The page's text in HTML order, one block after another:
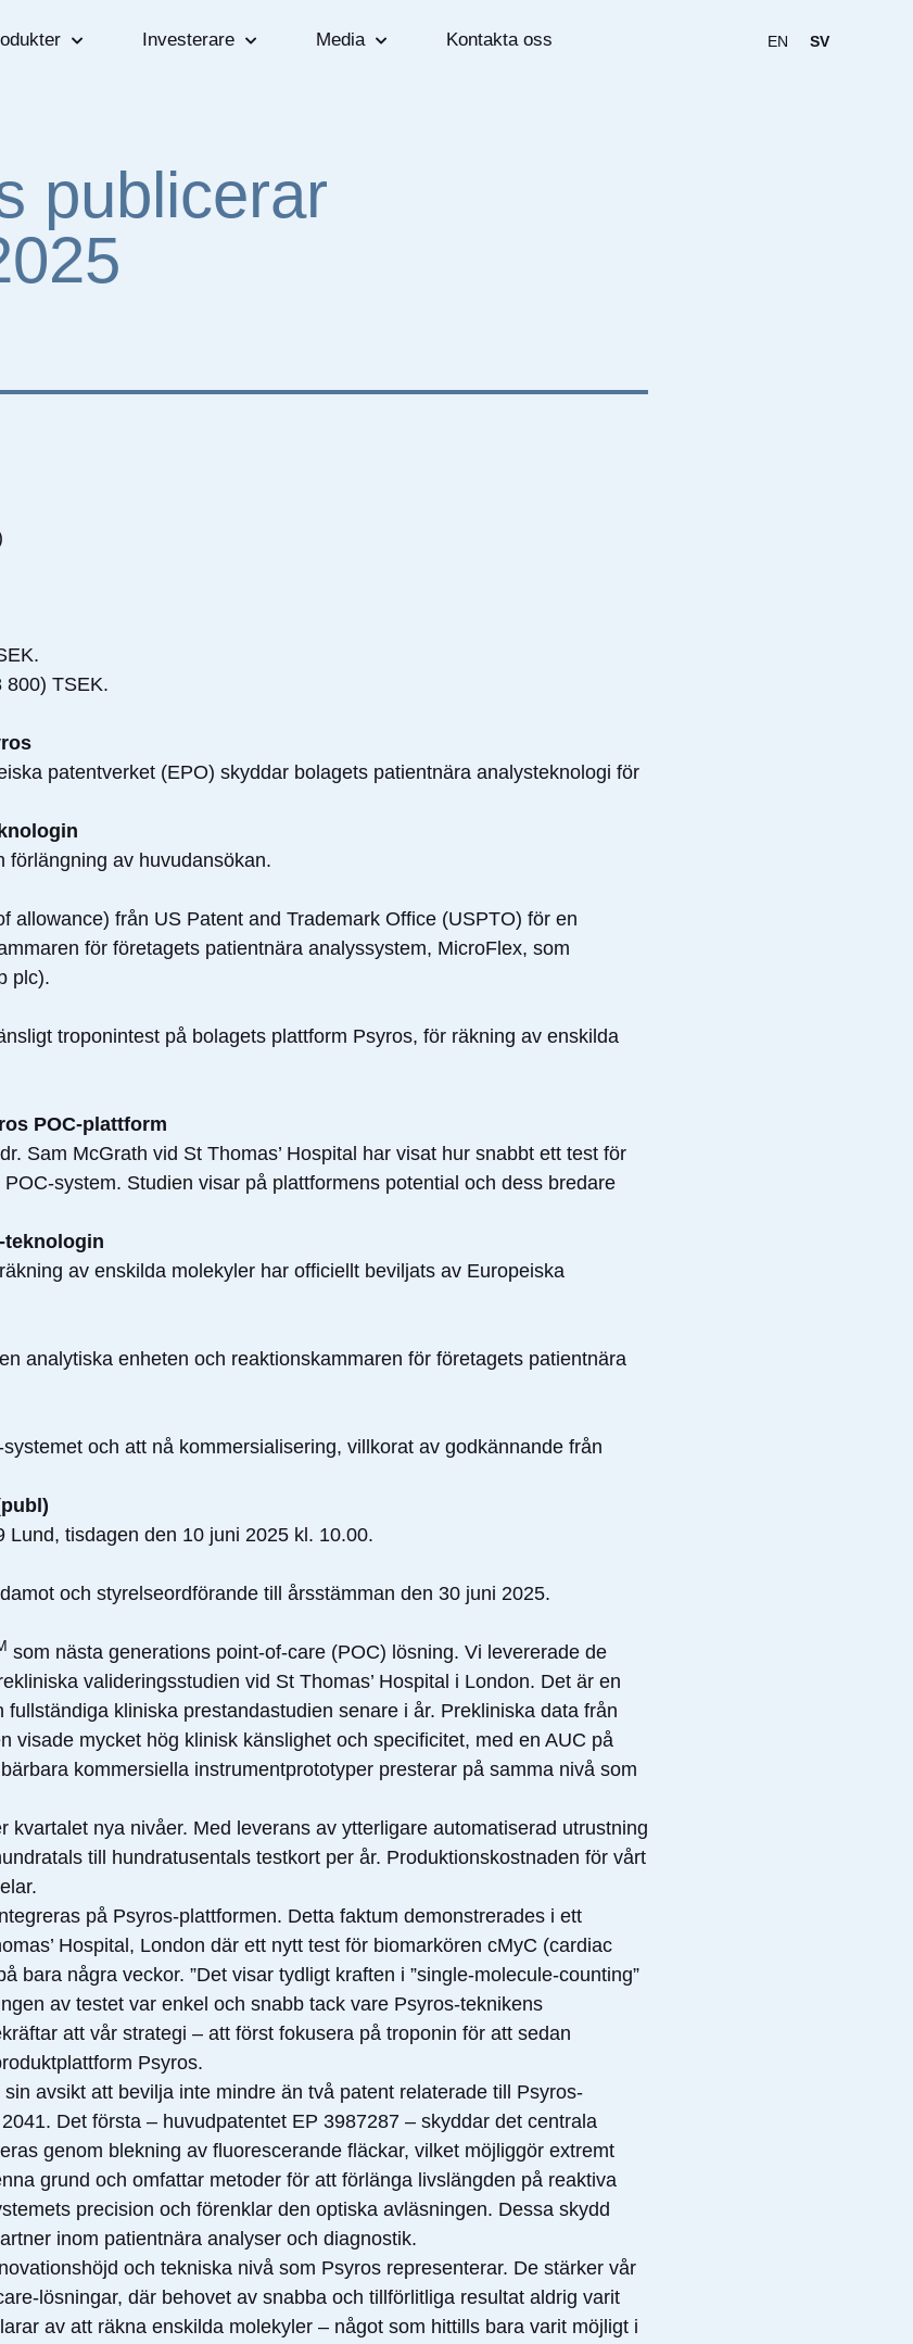
Investerare Media Kontakta oss EN SV
publicerar
800) TSEK.
patentverket (EPO) skyddar bolagets patientnära analysteknologi för
förlängning av huvudansökan.
från US Patent and Trademark Office (USPTO) för en
för företagets patientnära analyssystem, MicroFlex, som
plc).
troponintest på bolagets plattform Psyros, för räkning av enskilda
POC-plattform
Sam McGrath vid St Thomas’ Hospital har visat hur snabbt ett test för
system. Studien visar på plattformens potential och dess bredare
teknologin
av enskilda molekyler har officiellt beviljats av Europeiska
analytiska enheten och reaktionskammaren för företagets patientnära
och att nå kommersialisering, villkorat av godkännande från
tisdagen den 10 juni 2025 kl. 10.00.
och styrelseordförande till årsstämman den 30 juni 2025.
som nästa generations point-of-care (POC) lösning. Vi levererade de
valideringsstudien vid St Thomas’ Hospital i London. Det är en
kliniska prestandastudien senare i år. Prekliniska data från
visade mycket hög klinisk känslighet och specificitet, med en AUC på
kommersiella instrumentprototyper presterar på samma nivå som
nya nivåer. Med leverans av ytterligare automatiserad utrustning
till hundratusentals testkort per år. Produktionskostnaden för vårt
på Psyros-plattformen. Detta faktum demonstrerades i ett
Hospital, London där ett nytt test för biomarkören cMyC (cardiac
några veckor. ”Det visar tydligt kraften i ”single-molecule-counting”
av testet var enkel och snabb tack vare Psyros-teknikens
att vår strategi – att först fokusera på troponin för att sedan
Psyros.
avsikt att bevilja inte mindre än två patent relaterade till Psyros-
Det första – huvudpatentet EP 3987287 – skyddar det centrala
genom blekning av fluorescerande fläckar, vilket möjliggör extremt
grund och omfattar metoder för att förlänga livslängden på reaktiva
precision och förenklar den optiska avläsningen. Dessa skydd
inom patientnära analyser och diagnostik.
och tekniska nivå som Psyros representerar. De stärker vår
lösningar, där behovet av snabba och tillförlitliga resultat aldrig varit
av att räkna enskilda molekyler – något som hittills bara varit möjligt i